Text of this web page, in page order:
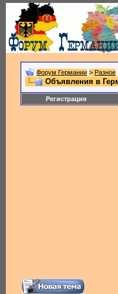
Форум Германии > Разное
Объявления в
Регистрация